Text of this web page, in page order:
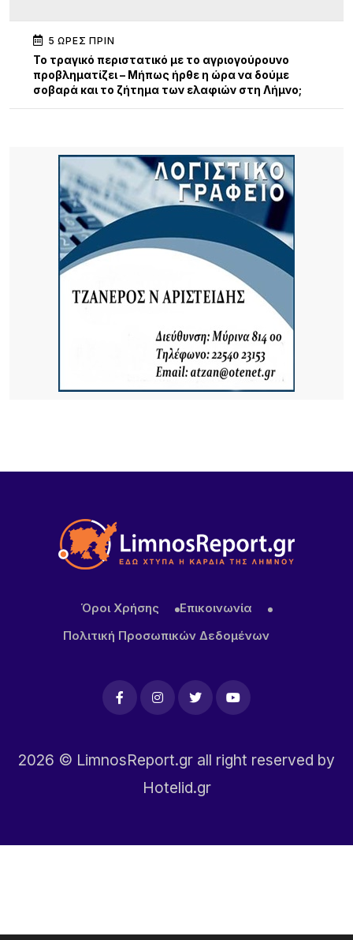
5 ΏΡΕΣ ΠΡΙΝ
Το τραγικό περιστατικό με το αγριογούρουνο
προβληματίζει – Μήπως ήρθε η ώρα να δούμε
σοβαρά και το ζήτημα των ελαφιών στη Λήμνο;
διαρρήξεις καταστημάτων μέσα σε μία νύχτα
6 ΏΡΕΣ ΠΡΙΝ
Ο Ηρακλής Ατσικής προσκαλεί σε μια μεγάλη
καλοκαιρινή χοροεσπερίδα στην καρδιά του
χωριού
6 ΏΡΕΣ ΠΡΙΝ
Για δεύτερη φορά φέτος ο Χρήστος Νέζος στη
Αγκαριώνες» ταξιδεύουν σε όλη την Ελλάδα
Λουκέτα της ΑΑΔΕ σε επιχειρήσεις της Λήμνου
Όροι Χρήσης
Επικοινωνία
Πολιτική Προσωπικών Δεδομένων
2026 © LimnosReport.gr all right reserved by
Hotelid.gr